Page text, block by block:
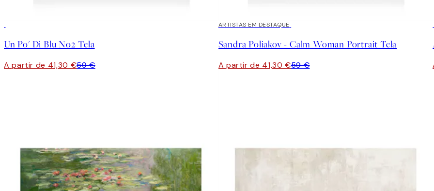
Un Po' Di Blu No2 Tela
A partir de 41,30 €59 €
30%*
ARTISTAS EM DESTAQUE
Sandra Poliakov - Calm Woman Portrait Tela
A partir de 41,30 €59 €